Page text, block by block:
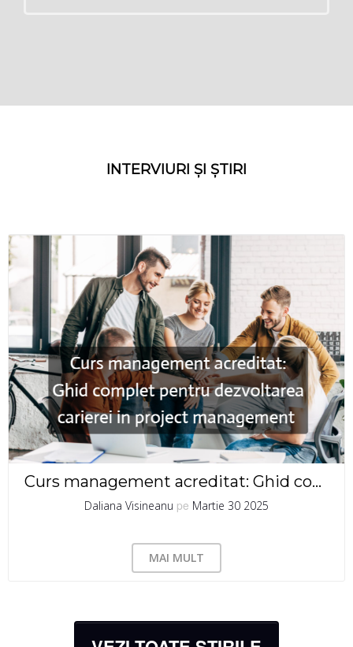
INTERVIURI ȘI ȘTIRI
Curs management acreditat: Ghid complet pentru dezvoltarea carierei in project management
Daliana Visineanu pe Martie 30 2025
MAI MULT